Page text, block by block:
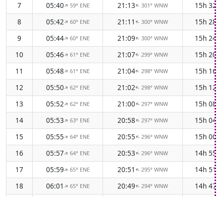
7
05:40↑ 59° ENE 21:13↑301° WNW
15h
8
05:42↑ 60° ENE 21:11↑300° WNW
15h
9
05:44↑ 60° ENE 21:09↑300° WNW
15h
10
05:46↑ 61° ENE 21:07↑299° WNW
15h
11
05:48↑ 61° ENE 21:04↑298° WNW
15h
12
05:50↑ 62° ENE 21:02↑298° WNW
15h
13
05:52↑ 62° ENE 21:00↑297° WNW
15h
14
05:53↑ 63° ENE 20:58↑297° WNW
15h
15
05:55↑ 64° ENE 20:55↑296° WNW
15h
16
05:57↑ 64° ENE 20:53↑296° WNW
14h
17
05:59↑ 65° ENE 20:51 ↑295° WNW
14h
18
06:01 ↑ 65° ENE 20:49↑294° WNW
14h